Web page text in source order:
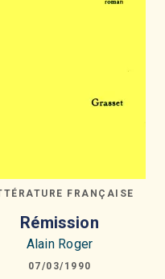
FRANÇAISE
Rémission
Alain Roger
07/03/1990